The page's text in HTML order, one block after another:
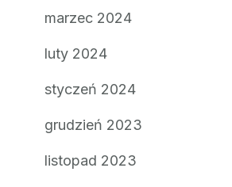
marzec 2024
luty 2024
styczeń 2024
grudzień 2023
listopad 2023